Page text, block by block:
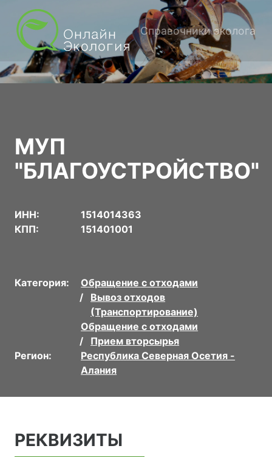
Справочники эколога
МУП
"БЛАГОУСТРОЙСТВО"
ИНН:
1514014363
КПП:
151401001
Категория:
Обращение с отходами
Вывоз отходов
(Транспортирование)
Обращение с отходами
Прием вторсырья
Регион:
Республика Северная Осетия -
Алания
РЕКВИЗИТЫ